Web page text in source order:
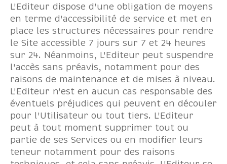
L'Editeur dispose d'une obligation de moyens
en terme d'accessibilité de service et met en
place les structures nécessaires pour rendre
le Site accessible 7 jours sur 7 et 24 heures
sur 24. Néanmoins, L'Editeur peut suspendre
l'accès sans préavis, notamment pour des
raisons de maintenance et de mises à niveau.
L'Editeur n'est en aucun cas responsable des
éventuels préjudices qui peuvent en découler
pour l'Utilisateur ou tout tiers. L'Editeur
peut à tout moment supprimer tout ou
partie de ses Services ou en modifier leurs
teneur notamment pour des raisons